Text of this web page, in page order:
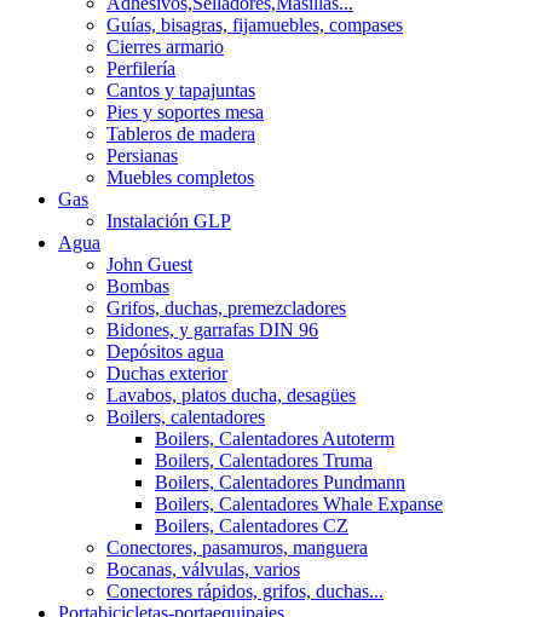
Guías, bisagras, fijamuebles, compases
Cierres armario
Perfilería
Cantos y tapajuntas
Pies y soportes mesa
Tableros de madera
Persianas
Muebles completos
Gas
Instalación GLP
Agua
John Guest
Bombas
Grifos, duchas, premezcladores
Bidones, y garrafas DIN 96
Depósitos agua
Duchas exterior
Lavabos, platos ducha, desagües
Boilers, calentadores
Boilers, Calentadores Autoterm
Boilers, Calentadores Truma
Boilers, Calentadores Pundmann
Boilers, Calentadores Whale Expanse
Boilers, Calentadores CZ
Conectores, pasamuros, manguera
Bocanas, válvulas, varios
Conectores rápidos, grifos, duchas...
Portabicicletas-portaequipajes